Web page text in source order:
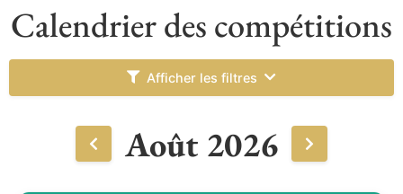
Calendrier des compétitions
Afficher les filtres
Août 2026